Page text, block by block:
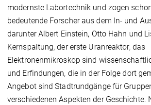
modernste Labortechnik und zogen
bedeutende Forscher aus dem In- und
darunter Albert Einstein, Otto Hahn und
Kernspaltung, der erste Uranreaktor, das
Elektronenmikroskop sind
und Erfindungen, die in der Folge dort
Angebot sind Stadtrundgänge für
verschiedenen Aspekten der Geschichte.